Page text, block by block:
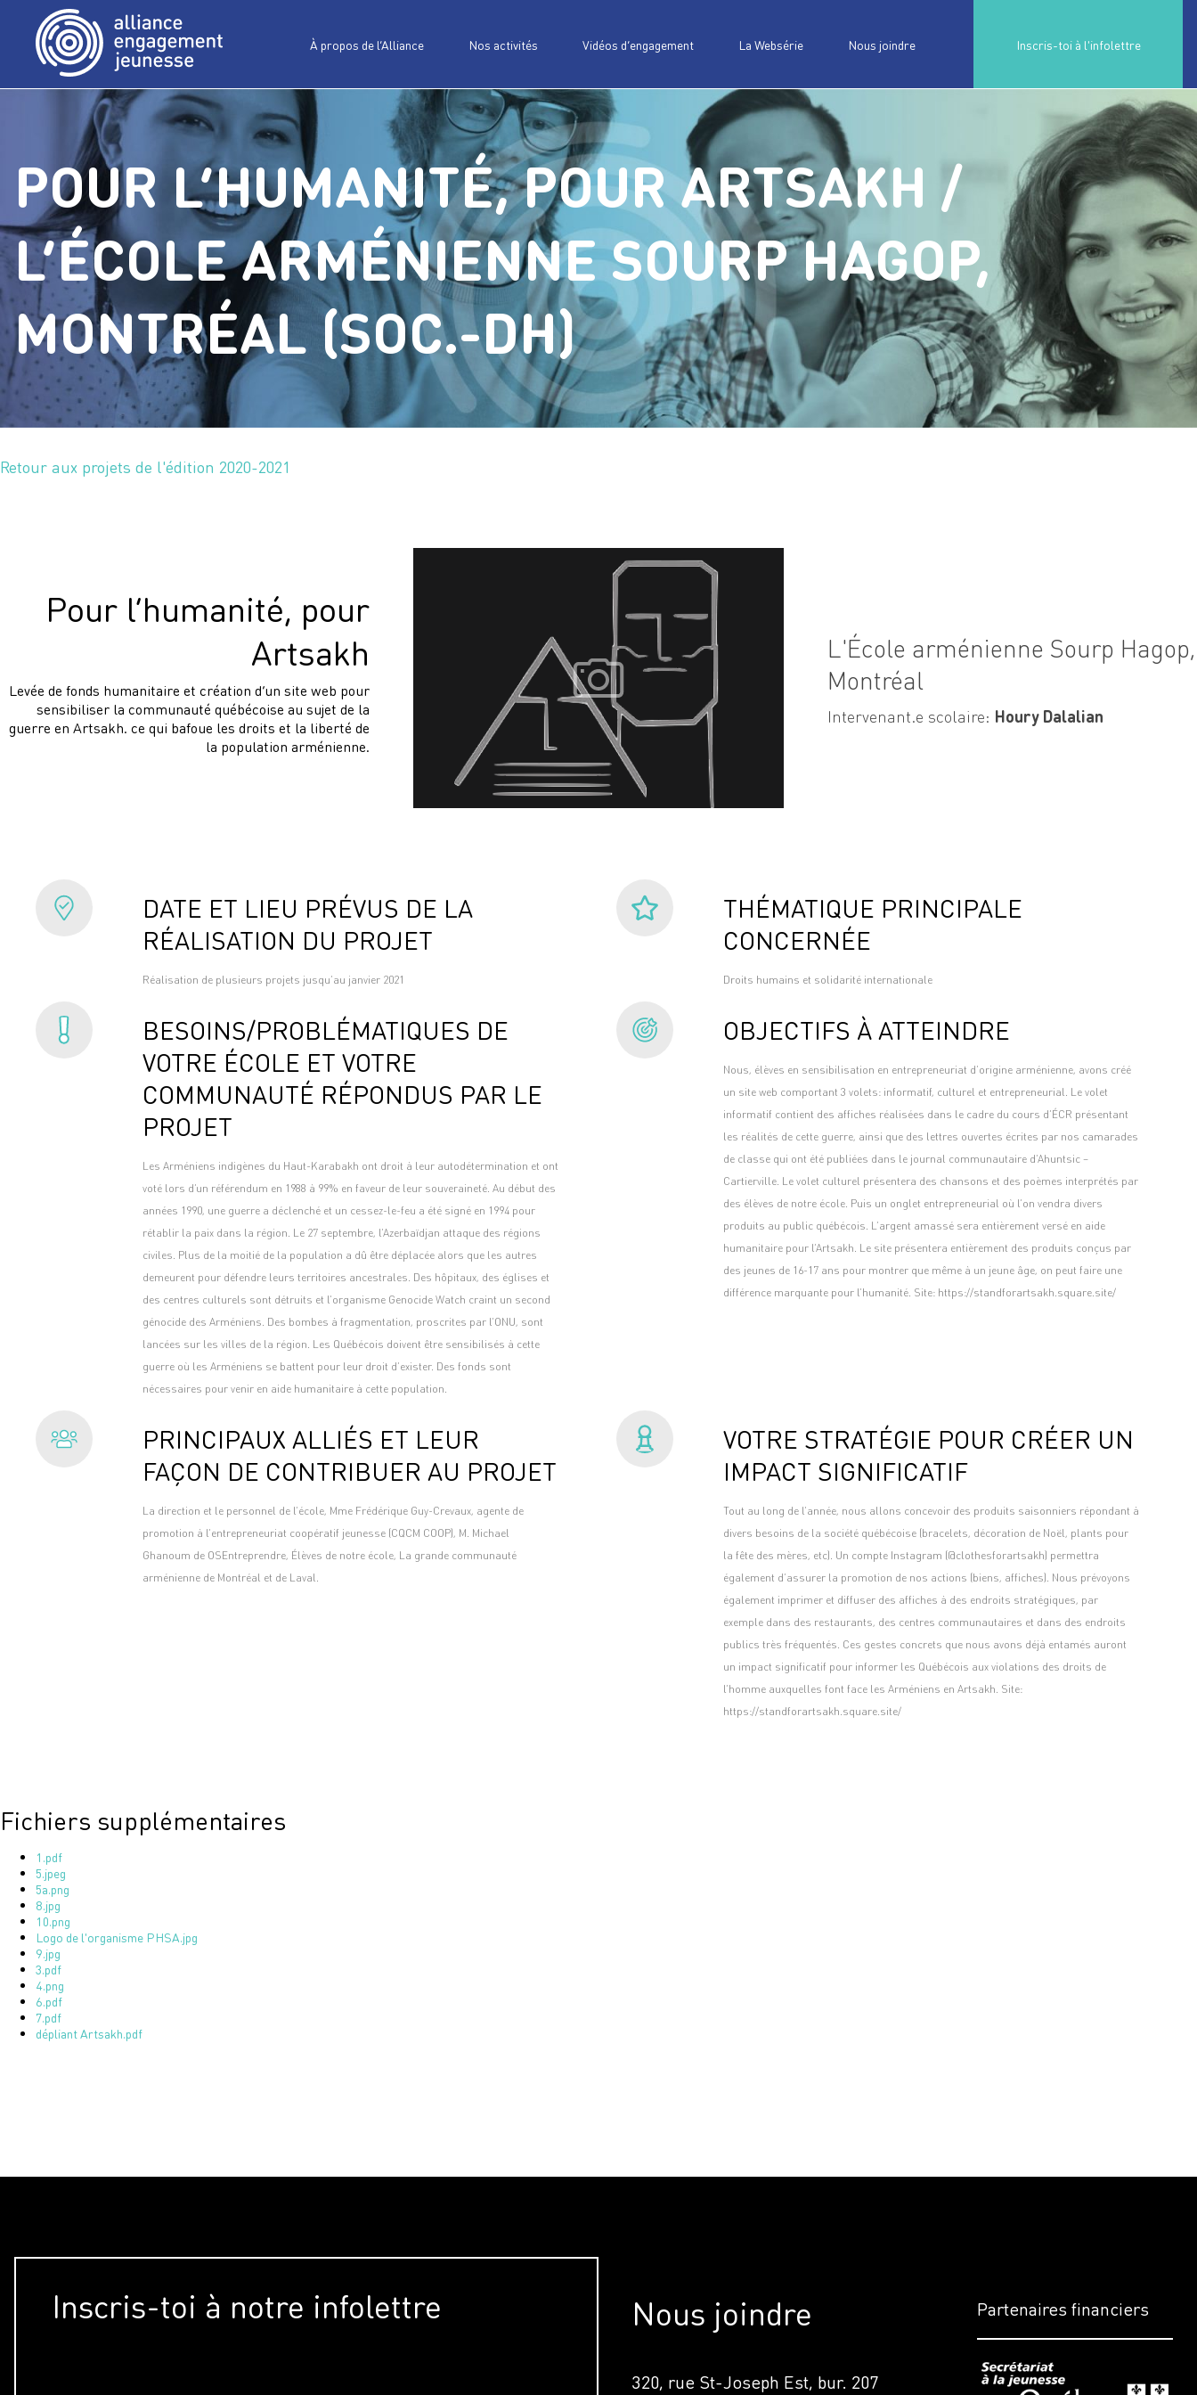
À propos de l’Alliance Nos activités Vidéos d’engagement La Websérie Nous joindre Inscris-toi à l'infolettre
POUR L’HUMANITÉ, POUR ARTSAKH /
L’ÉCOLE ARMÉNIENNE SOURP HAGOP,
MONTRÉAL (SOC.-DH)
Retour aux projets de l'édition 2020-2021
Pour l’humanité, pour
Artsakh
Levée de fonds humanitaire et création d’un site web pour
sensibiliser la communauté québécoise au sujet de la
guerre en Artsakh. ce qui bafoue les droits et la liberté de
la population arménienne.
L'École arménienne Sourp Hagop,
Montréal
Intervenant.e scolaire: Houry Dalalian
DATE ET LIEU PRÉVUS DE LA
RÉALISATION DU PROJET
Réalisation de plusieurs projets jusqu’au janvier 2021
THÉMATIQUE PRINCIPALE
CONCERNÉE
Droits humains et solidarité internationale
BESOINS/PROBLÉMATIQUES DE
VOTRE ÉCOLE ET VOTRE
COMMUNAUTÉ RÉPONDUS PAR LE
PROJET
Les Arméniens indigènes du Haut-Karabakh ont droit à leur autodétermination et ont
voté lors d’un référendum en 1988 à 99% en faveur de leur souveraineté. Au début des
années 1990, une guerre a déclenché et un cessez-le-feu a été signé en 1994 pour
rétablir la paix dans la région. Le 27 septembre, l’Azerbaïdjan attaque des régions
civiles. Plus de la moitié de la population a dû être déplacée alors que les autres
demeurent pour défendre leurs territoires ancestrales. Des hôpitaux, des églises et
des centres culturels sont détruits et l’organisme Genocide Watch craint un second
génocide des Arméniens. Des bombes à fragmentation, proscrites par l’ONU, sont
lancées sur les villes de la région. Les Québécois doivent être sensibilisés à cette
guerre où les Arméniens se battent pour leur droit d’exister. Des fonds sont
nécessaires pour venir en aide humanitaire à cette population.
OBJECTIFS À ATTEINDRE
Nous, élèves en sensibilisation en entrepreneuriat d’origine arménienne, avons créé
un site web comportant 3 volets: informatif, culturel et entrepreneurial. Le volet
informatif contient des affiches réalisées dans le cadre du cours d’ÉCR présentant
les réalités de cette guerre, ainsi que des lettres ouvertes écrites par nos camarades
de classe qui ont été publiées dans le journal communautaire d’Ahuntsic –
Cartierville. Le volet culturel présentera des chansons et des poèmes interprétés par
des élèves de notre école. Puis un onglet entrepreneurial où l’on vendra divers
produits au public québécois. L’argent amassé sera entièrement versé en aide
humanitaire pour l’Artsakh. Le site présentera entièrement des produits conçus par
des jeunes de 16-17 ans pour montrer que même à un jeune âge, on peut faire une
différence marquante pour l’humanité. Site: https://standforartsakh.square.site/
PRINCIPAUX ALLIÉS ET LEUR
FAÇON DE CONTRIBUER AU PROJET
La direction et le personnel de l’école, Mme Frédérique Guy-Crevaux, agente de
promotion à l’entrepreneuriat coopératif jeunesse (CQCM COOP), M. Michael
Ghanoum de OSEntreprendre, Élèves de notre école, La grande communauté
arménienne de Montréal et de Laval.
VOTRE STRATÉGIE POUR CRÉER UN
IMPACT SIGNIFICATIF
Tout au long de l’année, nous allons concevoir des produits saisonniers répondant à
divers besoins de la société québécoise (bracelets, décoration de Noël, plants pour
la fête des mères, etc). Un compte Instagram (@clothesforartsakh) permettra
également d’assurer la promotion de nos actions (biens, affiches). Nous prévoyons
également imprimer et diffuser des affiches à des endroits stratégiques, par
exemple dans des restaurants, des centres communautaires et dans des endroits
publics très fréquentés. Ces gestes concrets que nous avons déjà entamés auront
un impact significatif pour informer les Québécois aux violations des droits de
l’homme auxquelles font face les Arméniens en Artsakh. Site:
https://standforartsakh.square.site/
Fichiers supplémentaires
1.pdf
5.jpeg
5a.png
8.jpg
10.png
Logo de l'organisme PHSA.jpg
9.jpg
3.pdf
4.png
6.pdf
7.pdf
dépliant Artsakh.pdf
Inscris-toi à notre infolettre Nous joindre
320, rue St-Joseph Est, bur. 207
Partenaires financiers